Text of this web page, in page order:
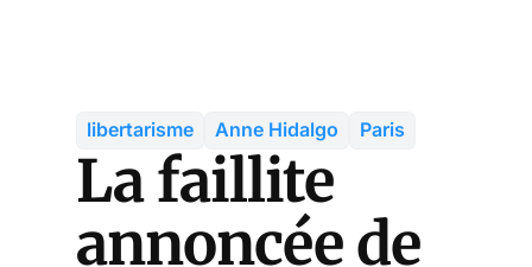
libertarisme Anne Hidalgo Paris
La faillite
annoncée de